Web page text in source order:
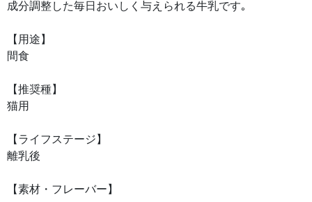
成分調整した毎日おいしく与えられる牛乳です｡
【用途】
間食
【推奨種】
猫用
【ライフステージ】
離乳後
【素材・フレーバー】